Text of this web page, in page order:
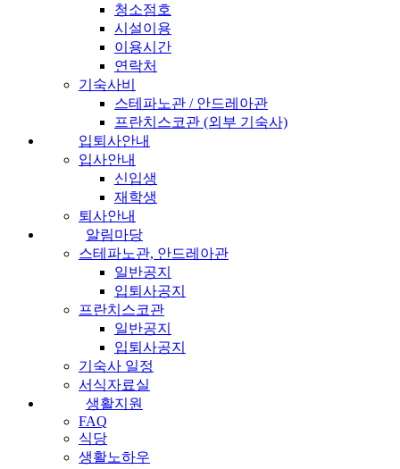
청소점호
시설이용
이용시간
연락처
기숙사비
스테파노관 / 안드레아관
프란치스코관 (외부 기숙사)
입퇴사안내
입사안내
신입생
재학생
퇴사안내
알림마당
스테파노관, 안드레아관
일반공지
입퇴사공지
프란치스코관
일반공지
입퇴사공지
기숙사 일정
서식자료실
생활지원
FAQ
식당
생활노하우